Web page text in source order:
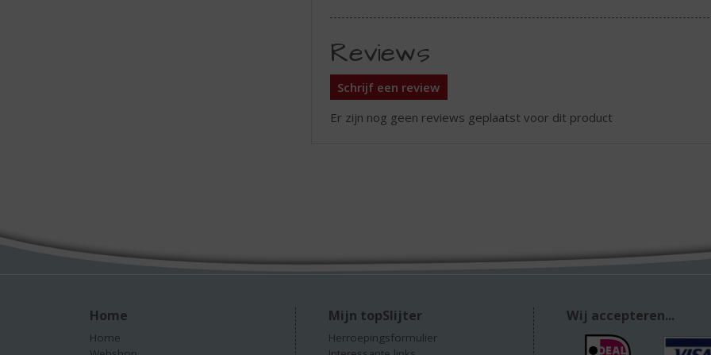
Reviews
Schrijf een review
Er zijn nog geen reviews geplaatst voor dit product
Home
Home
Mijn topSlijter
Herroepingsformulier
Wij accepteren...